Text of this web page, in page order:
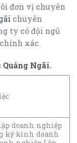
đơn vị chuyên
chuyên
ty có đội ngũ
xác.
Ngãi.
doanh nghiệp
ký kinh doanh